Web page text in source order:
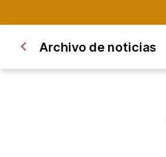
Archivo de noticias